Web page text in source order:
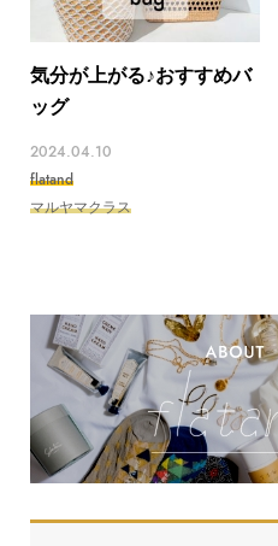
気分が上がる♪おすすめバ
ッグ
2024.04.10
flatand
マルヤマクラス